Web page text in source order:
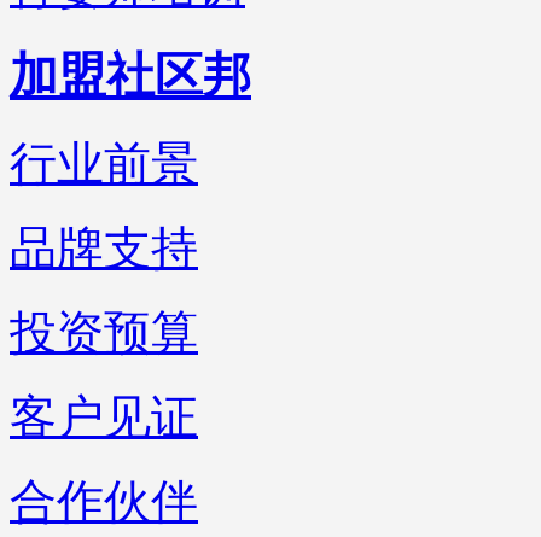
加盟社区邦
行业前景
品牌支持
投资预算
客户见证
合作伙伴